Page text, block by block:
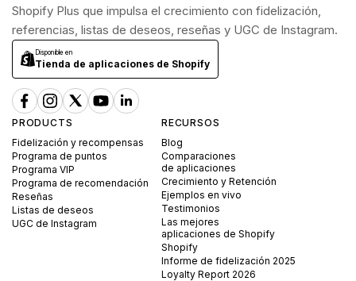
Shopify Plus que impulsa el crecimiento con fidelización,
referencias, listas de deseos, reseñas y UGC de Instagram.
Disponible en
Tienda de aplicaciones de Shopify
PRODUCTS
Fidelización y recompensas
Programa de puntos
Programa VIP
Programa de recomendación
Reseñas
Listas de deseos
UGC de Instagram
RECURSOS
Blog
Comparaciones
de aplicaciones
Crecimiento y Retención
Ejemplos en vivo
Testimonios
Las mejores
aplicaciones de Shopify
Shopify
Informe de fidelización 2025
Loyalty Report 2026